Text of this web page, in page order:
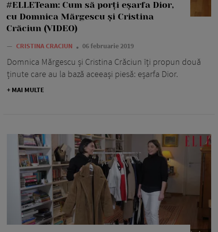
#ELLETeam: Cum să porți eșarfa Dior,
cu Domnica Mărgescu și Cristina
Crăciun (VIDEO)
— CRISTINA CRACIUN 06 februarie 2019
Domnica Mărgescu și Cristina Crăciun îți propun două
ținute care au la bază aceeași piesă: eșarfa Dior.
+ MAI MULTE